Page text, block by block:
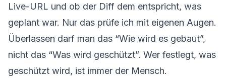
Live-URL und ob der Diff dem entspricht, was
geplant war. Nur das prüfe ich mit eigenen Augen.
Überlassen darf man das “Wie wird es gebaut”,
nicht das “Was wird geschützt”. Wer festlegt, was
geschützt wird, ist immer der Mensch.